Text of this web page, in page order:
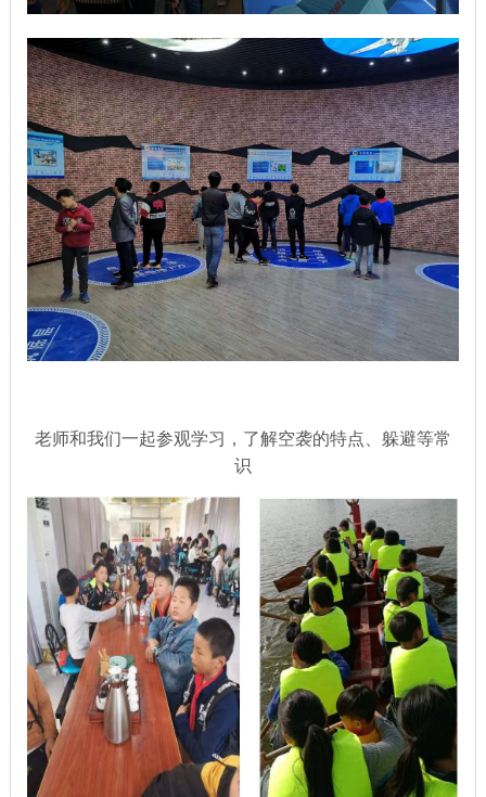
老师和我们一起参观学习，了解空袭的特点、躲避等常
识